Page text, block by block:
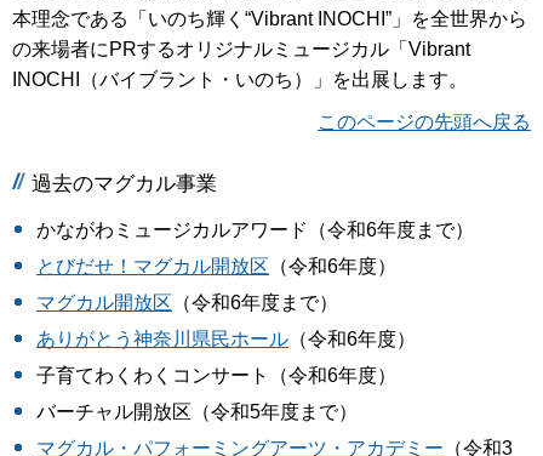
本理念である「いのち輝く“Vibrant INOCHI”」を全世界から
の来場者にPRするオリジナルミュージカル「Vibrant
INOCHI（バイブラント・いのち）」を出展します。
このページの先頭へ戻る
過去のマグカル事業
かながわミュージカルアワード（令和6年度まで）
とびだせ！マグカル開放区 （令和6年度）
マグカル開放区 （令和6年度まで）
ありがとう神奈川県民ホール （令和6年度）
子育てわくわくコンサート（令和6年度）
バーチャル開放区（令和5年度まで）
マグカル・パフォーミングアーツ・アカデミー （令和3